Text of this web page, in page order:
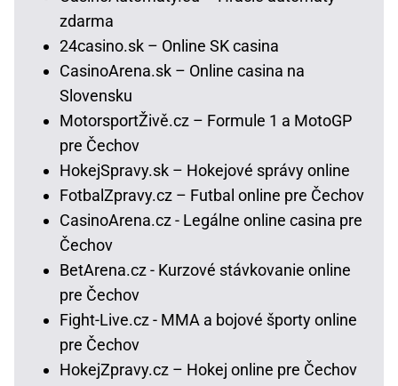
zdarma
24casino.sk – Online SK casina
CasinoArena.sk – Online casina na
Slovensku
MotorsportŽivě.cz – Formule 1 a MotoGP
pre Čechov
HokejSpravy.sk – Hokejové správy online
FotbalZpravy.cz – Futbal online pre Čechov
CasinoArena.cz - Legálne online casina pre
Čechov
BetArena.cz - Kurzové stávkovanie online
pre Čechov
Fight-Live.cz - MMA a bojové športy online
pre Čechov
HokejZpravy.cz – Hokej online pre Čechov